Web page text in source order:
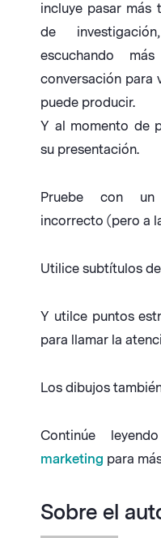
incluye pasar más
de
escuchando
conversación para
puede producir.
Y al momento de
su presentación.
Pruebe con un
incorrecto (pero a
Utilice subtítulos
Y utilce puntos
para llamar la
Los dibujos
Continúe
marketing para
Sobre el